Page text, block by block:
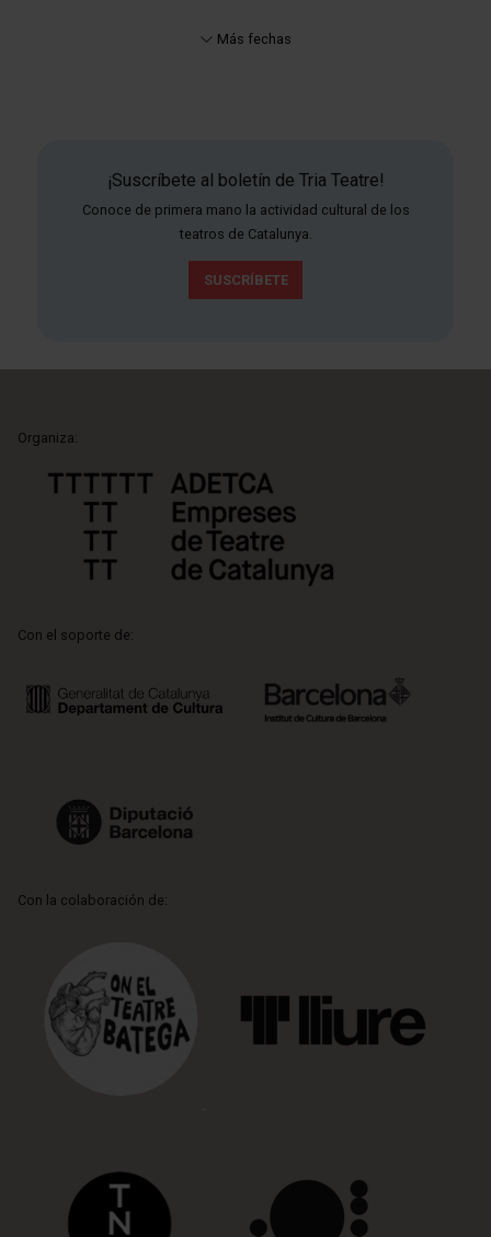
Más fechas
¡Suscríbete al boletín de Tria Teatre!
Conoce de primera mano la actividad cultural de los
teatros de Catalunya.
SUSCRÍBETE
Organiza:
Con el soporte de:
Con la colaboración de: